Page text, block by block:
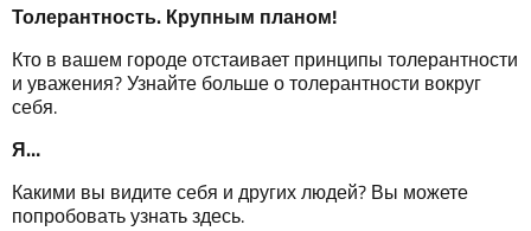
Толерантность. Крупным планом!
Кто в вашем городе отстаивает принципы толерантности
и уважения? Узнайте больше о толерантности вокруг
себя.
Я…
Какими вы видите себя и других людей? Вы можете
попробовать узнать здесь.